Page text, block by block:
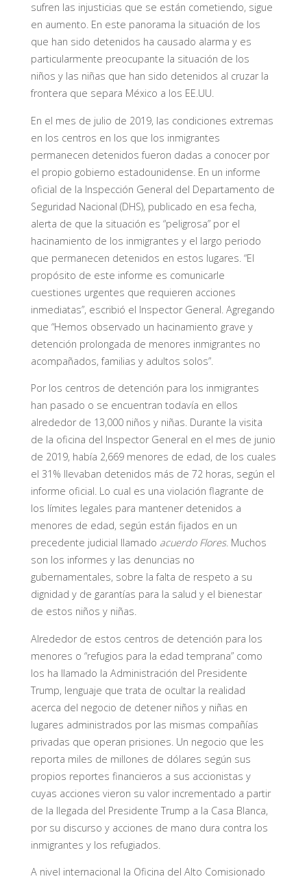
sufren las injusticias que se están cometiendo, sigue
en aumento. En este panorama la situación de los
que han sido detenidos ha causado alarma y es
particularmente preocupante la situación de los
niños y las niñas que han sido detenidos al cruzar la
frontera que separa México a los EE.UU.
En el mes de julio de 2019, las condiciones extremas
en los centros en los que los inmigrantes
permanecen detenidos fueron dadas a conocer por
el propio gobierno estadounidense. En un informe
oficial de la Inspección General del Departamento de
Seguridad Nacional (DHS), publicado en esa fecha,
alerta de que la situación es “peligrosa” por el
hacinamiento de los inmigrantes y el largo periodo
que permanecen detenidos en estos lugares. “El
propósito de este informe es comunicarle
cuestiones urgentes que requieren acciones
inmediatas”, escribió el Inspector General. Agregando
que “Hemos observado un hacinamiento grave y
detención prolongada de menores inmigrantes no
acompañados, familias y adultos solos”.
Por los centros de detención para los inmigrantes
han pasado o se encuentran todavía en ellos
alrededor de 13,000 niños y niñas. Durante la visita
de la oficina del Inspector General en el mes de junio
de 2019, había 2,669 menores de edad, de los cuales
el 31% llevaban detenidos más de 72 horas, según el
informe oficial. Lo cual es una violación flagrante de
los límites legales para mantener detenidos a
menores de edad, según están fijados en un
precedente judicial llamado acuerdo Flores. Muchos
son los informes y las denuncias no
gubernamentales, sobre la falta de respeto a su
dignidad y de garantías para la salud y el bienestar
de estos niños y niñas.
Alrededor de estos centros de detención para los
menores o “refugios para la edad temprana” como
los ha llamado la Administración del Presidente
Trump, lenguaje que trata de ocultar la realidad
acerca del negocio de detener niños y niñas en
lugares administrados por las mismas compañías
privadas que operan prisiones. Un negocio que les
reporta miles de millones de dólares según sus
propios reportes financieros a sus accionistas y
cuyas acciones vieron su valor incrementado a partir
de la llegada del Presidente Trump a la Casa Blanca,
por su discurso y acciones de mano dura contra los
inmigrantes y los refugiados.
A nivel internacional la Oficina del Alto Comisionado